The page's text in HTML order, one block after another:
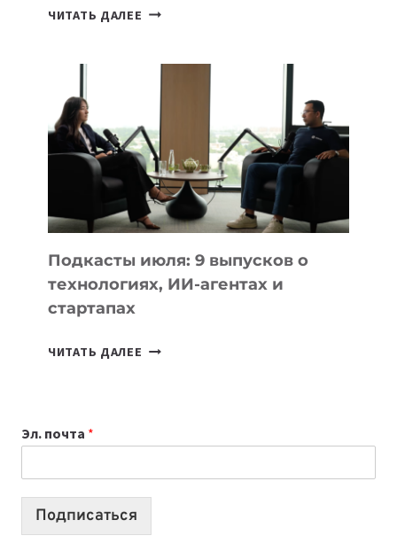
ЧИТАТЬ ДАЛЕЕ КАКОЙ
УЧЕБНОМУ
ГОДУ
2026:
10
ЛУЧШИХ
МОДЕЛЕЙ
ДЛЯ
УЧЕБЫ
Подкасты июля: 9 выпусков о
технологиях, ИИ-агентах и
стартапах
ЧИТАТЬ ДАЛЕЕ ПОДКАСТЫ
ИИ-
АГЕНТАХ
Эл. почта *
Подписаться